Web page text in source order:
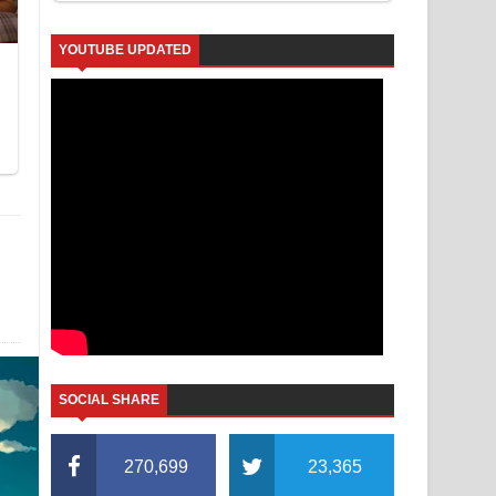
YOUTUBE UPDATED
SOCIAL SHARE
270,699 23,365